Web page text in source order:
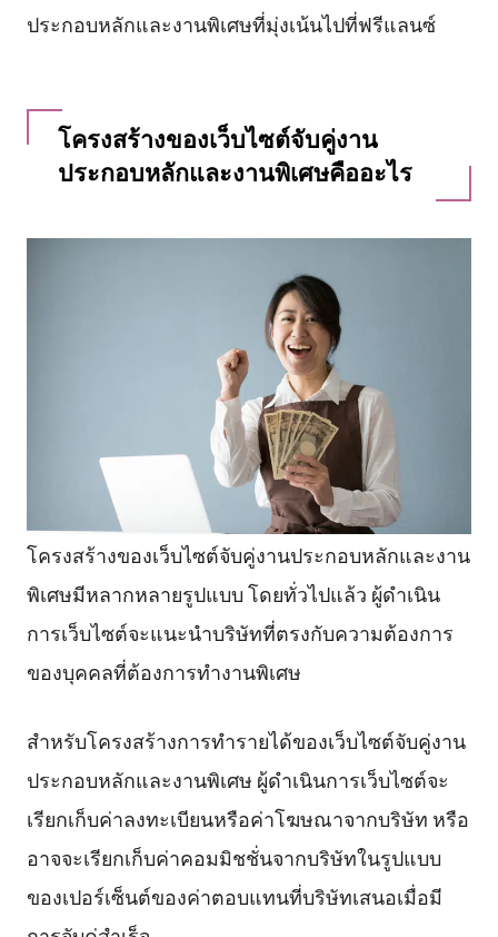
ประกอบหลักและงานพิเศษที่มุ่งเน้นไปที่ฟรีแลนซ์
โครงสร้างของเว็บไซต์จับคู่งาน
ประกอบหลักและงานพิเศษคืออะไร
โครงสร้างของเว็บไซต์จับคู่งานประกอบหลักและงาน
พิเศษมีหลากหลายรูปแบบ โดยทั่วไปแล้ว ผู้ดำเนิน
การเว็บไซต์จะแนะนำบริษัทที่ตรงกับความต้องการ
ของบุคคลที่ต้องการทำงานพิเศษ
สำหรับโครงสร้างการทำรายได้ของเว็บไซต์จับคู่งาน
ประกอบหลักและงานพิเศษ ผู้ดำเนินการเว็บไซต์จะ
เรียกเก็บค่าลงทะเบียนหรือค่าโฆษณาจากบริษัท หรือ
อาจจะเรียกเก็บค่าคอมมิชชั่นจากบริษัทในรูปแบบ
ของเปอร์เซ็นต์ของค่าตอบแทนที่บริษัทเสนอเมื่อมี